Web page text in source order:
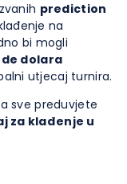
prediction
na
bi mogli
dolara
utjecaj turnira.
sve preduvjete
za klađenje u